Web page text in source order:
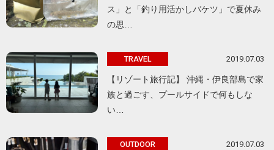
ス」と「釣り用活かしバケツ」で夏休み
の思…
TRAVEL 2019.07.03
【リゾート旅行記】 沖縄・伊良部島で家
族と過ごす、プールサイドで何もしな
い…
OUTDOOR 2019.07.03